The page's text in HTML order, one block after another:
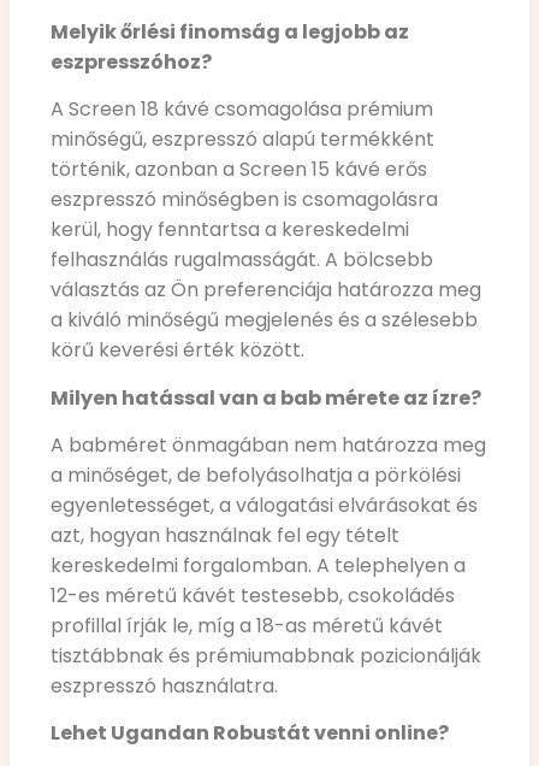
Melyik őrlési finomság a legjobb az
eszpresszóhoz?
A Screen 18 kávé csomagolása prémium
minőségű, eszpresszó alapú termékként
történik, azonban a Screen 15 kávé erős
eszpresszó minőségben is csomagolásra
kerül, hogy fenntartsa a kereskedelmi
felhasználás rugalmasságát. A bölcsebb
választás az Ön preferenciája határozza meg
a kiváló minőségű megjelenés és a szélesebb
körű keverési érték között.
Milyen hatással van a bab mérete az ízre?
A babméret önmagában nem határozza meg
a minőséget, de befolyásolhatja a pörkölési
egyenletességet, a válogatási elvárásokat és
azt, hogyan használnak fel egy tételt
kereskedelmi forgalomban. A telephelyen a
12-es méretű kávét testesebb, csokoládés
profillal írják le, míg a 18-as méretű kávét
tisztábbnak és prémiumabbnak pozicionálják
eszpresszó használatra.
Lehet Ugandan Robustát venni online?